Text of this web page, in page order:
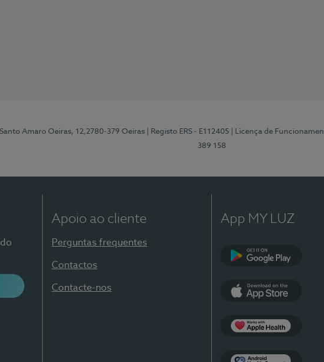
Santo Amaro Oeiras, 12,2780-379 Oeiras | Registo ERS - E112405 | Licença de
389 158
Apoio ao cliente
Perguntas frequentes
Contactos
Contacte-nos
App MY LUZ